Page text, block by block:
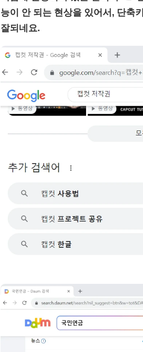
능이 안 되는 현상을 있어서, 단축
잘되네요.